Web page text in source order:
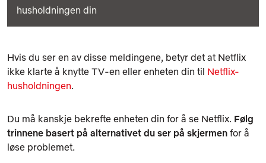
husholdningen din
Hvis du ser en av disse meldingene, betyr det at Netflix
ikke klarte å knytte TV-en eller enheten din til Netflix-
husholdningen.
Du må kanskje bekrefte enheten din for å se Netflix. Følg
trinnene basert på alternativet du ser på skjermen for å
løse problemet.